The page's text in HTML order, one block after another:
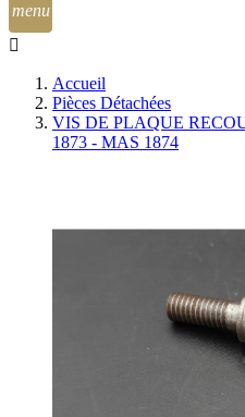
menu
Accueil
Pièces Détachées
VIS DE PLAQUE
1873 - MAS 1874